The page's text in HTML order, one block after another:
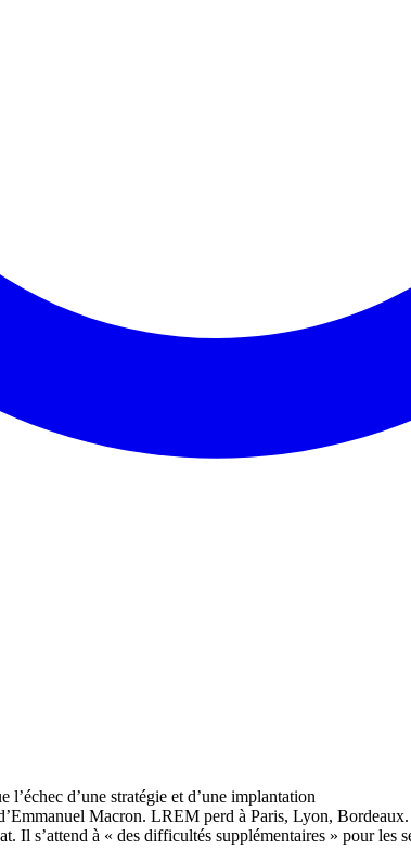
Macron. LREM perd à Paris, Lyon,
Il s’attend à « des difficultés supplémentaires » pour les